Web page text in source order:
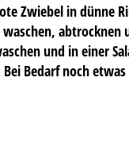
Zwiebel in dünne
abtrocknen
und in einer
Bedarf noch